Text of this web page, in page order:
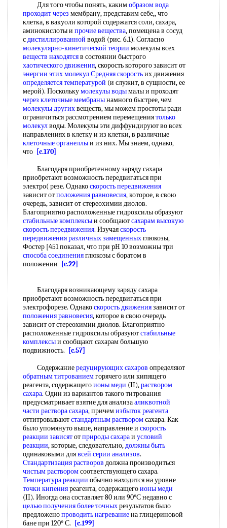
Для того чтобы понять, какимобразом вода
проходит через мембрану, представим себе,, что
клетка, в вакуоли которой содержатся соли, сахара,
аминокислоты и прочие вещества, помещена в сосуд
сдистиллированной водой (рис. 6.1). Согласно
молекулярно-кинетической теории молекулы всех
веществ находятсяв состоянии быстрого
хаотического движения, скорость которого зависит от
энергии этихмолекул Средняя скоростьих движения
определяется температурой (и служит, в сущности, ее
мерой). Посколькумолекулы водымалы и проходят
через клеточные мембранынамного быстрее, чем
молекулы другихвеществ, мы можем простоты ради
ограничиться рассмотрением перемещениятолько
молекулводы. Молекулы эти диффундируют во всех
направлениях в клетку и из клетки, в различные
клеточные органеллыи из них. Мы знаем, однако,
что [c.170]
Благодаря приобретенному заряду сахара
приобретают возможность передвигаться при
электро( резе. Однакоскорость передвижения
зависит отположения равновесия, которое, в свою
очередь, зависит от стереохимии диолов.
Благоприятно расположенные гидроксилы образуют
стабильные комплексыи сообщаютсахарам высокую
скорость передвижения. Изучаяскорость
передвиженияразличных замещенныхглюкозы,
Фостер [451 показал, что при pH 10 возможны три
способа соединенияглюкозы с боратом в
положении
[c.22]
Благодаря возникающему заряду сахара
приобретают возможность передвигаться при
электрофорезе. Однакоскорость движениязависит от
положения равновесия, которое в свою очередь
зависит от стереохимии диолов. Благоприятно
расположенные гидроксилы образуютстабильные
комплексыи сообщают сахарам большую
подвижность.
[c.57]
Содержаниередуцирующих сахаров определяют
обратным титрованиемгорячего или кипящего
реагента, содержащегоионы меди (II),раствором
сахара. Один из вариантов такого титрования
предусматривает взятие для анализааликвотной
части раствора сахара, причемизбыток реагента
оттитровываютстандартным растворомсахара. Как
было упомянуто выше, направление и скорость
реакции зависятотприроды сахараи условий
реакции, которые, следовательно,должны быть
одинаковыми длявсей серии анализов.
Стандартизация растворов должна производиться
чистым растворомсоответствующего сахара.
Температура реакции обычно находится на уровне
точки кипенияреагента, содержащегоионы меди
(II). Иногда она составляет 80 или 90°С недавно с
целью полученияболее точныхрезультатов было
предложенопроводить нагреваниена глицериновой
бане при 120° С.
[c.199]